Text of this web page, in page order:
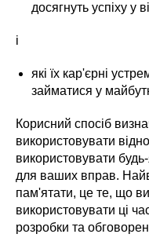
досягнуть успіху у
і
які їх кар'єрні
займатися у
Корисний спосіб
використовувати
використовувати
для ваших вправ.
пам'ятати, це те, що
використовувати ці
розробки та